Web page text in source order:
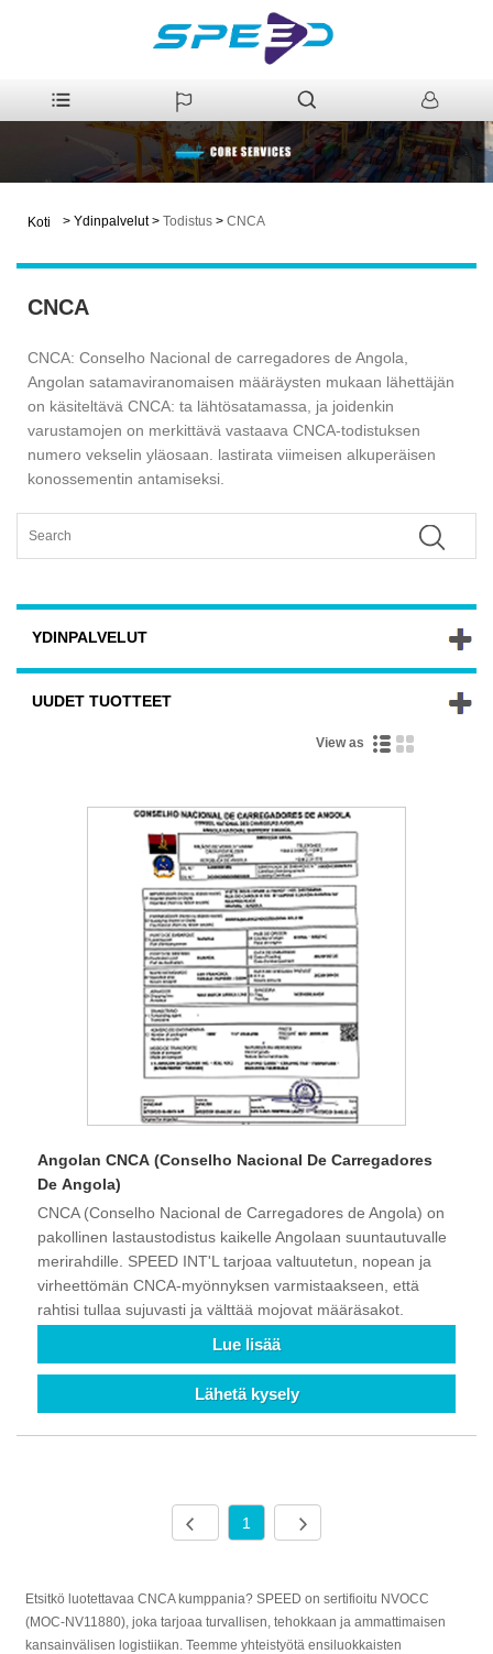
Koti > Ydinpalvelut> Todistus > CNCA
CNCA
CNCA: Conselho Nacional de carregadores de Angola,
Angolan satamaviranomaisen määräysten mukaan lähettäjän
on käsiteltävä CNCA: ta lähtösatamassa, ja joidenkin
varustamojen on merkittävä vastaava CNCA-todistuksen
numero vekselin yläosaan. lastirata viimeisen alkuperäisen
konossementin antamiseksi.
YDINPALVELUT
UUDET TUOTTEET
View as
Angolan CNCA (Conselho Nacional De Carregadores
De Angola)
CNCA (Conselho Nacional de Carregadores de Angola) on
pakollinen lastaustodistus kaikelle Angolaan suuntautuvalle
merirahdille. SPEED INT'L tarjoaa valtuutetun, nopean ja
virheettömän CNCA-myönnyksen varmistaakseen, että
rahtisi tullaa sujuvasti ja välttää mojovat määräsakot.
Lue lisää
Lähetä kysely
1
Etsitkö luotettavaa CNCA kumppania? SPEED on sertifioitu NVOCC
(MOC-NV11880), joka tarjoaa turvallisen, tehokkaan ja ammattimaisen
kansainvälisen logistiikan. Teemme yhteistyötä ensiluokkaisten